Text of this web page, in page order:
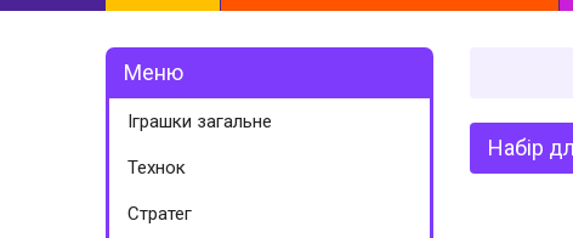
Набір
Іграшки загальне
Технок
Стратег